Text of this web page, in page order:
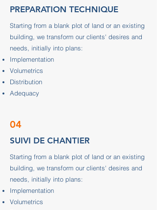
PREPARATION TECHNIQUE
Starting from a blank plot of land or an existing
building, we transform our clients' desires and
needs, initially into plans:
Implementation
Volumetrics
Distribution
Adequacy
04
SUIVI DE CHANTIER
Starting from a blank plot of land or an existing
building, we transform our clients' desires and
needs, initially into plans:
Implementation
Volumetrics